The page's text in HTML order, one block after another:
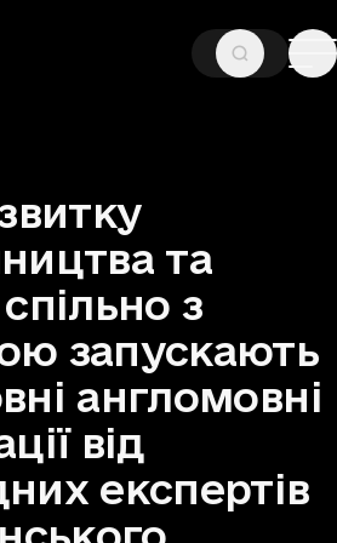
та
з
запускають
англомовні
від
експертів